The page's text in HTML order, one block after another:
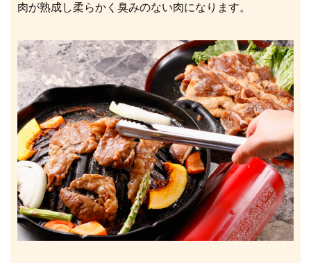
肉が熟成し柔らかく臭みのない肉になります。